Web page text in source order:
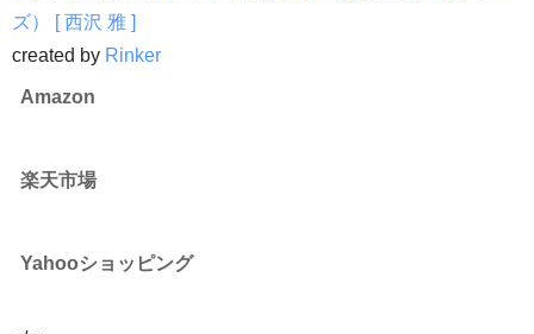
ズ） [ 西沢 雅 ]
created by Rinker
Amazon
楽天市場
Yahooショッピング